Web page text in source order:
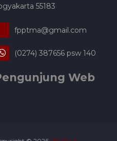
55183
fpptma@gmail.com
(0274) 387656 psw 140
Web